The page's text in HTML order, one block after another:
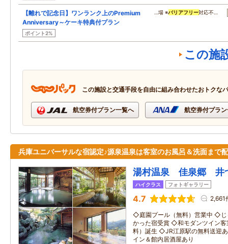
【離れで記念日】ワンランク上のPremium
Anniversary～ケーキ特典付プラン
ポイント2%
…場 ※バリアフリー対応不…
この施
この施設と交通手段を自由に組み合わせたおトクな
航空券付プラン一覧へ 航空券付プラ
兵庫ユニバーサルな宿認定♪源泉温泉は客室のお風呂＆洗面まで
湯村温泉 佳泉郷 井
ハイクラス フォトギャラリー
4.7 2,661
◇庭園プール（無料）営業中 ◇じ
かった宿受賞 ◇和モダンツイン
料）誕生 ◇JR江原駅の無料送迎
イン＆館内居酒屋あり